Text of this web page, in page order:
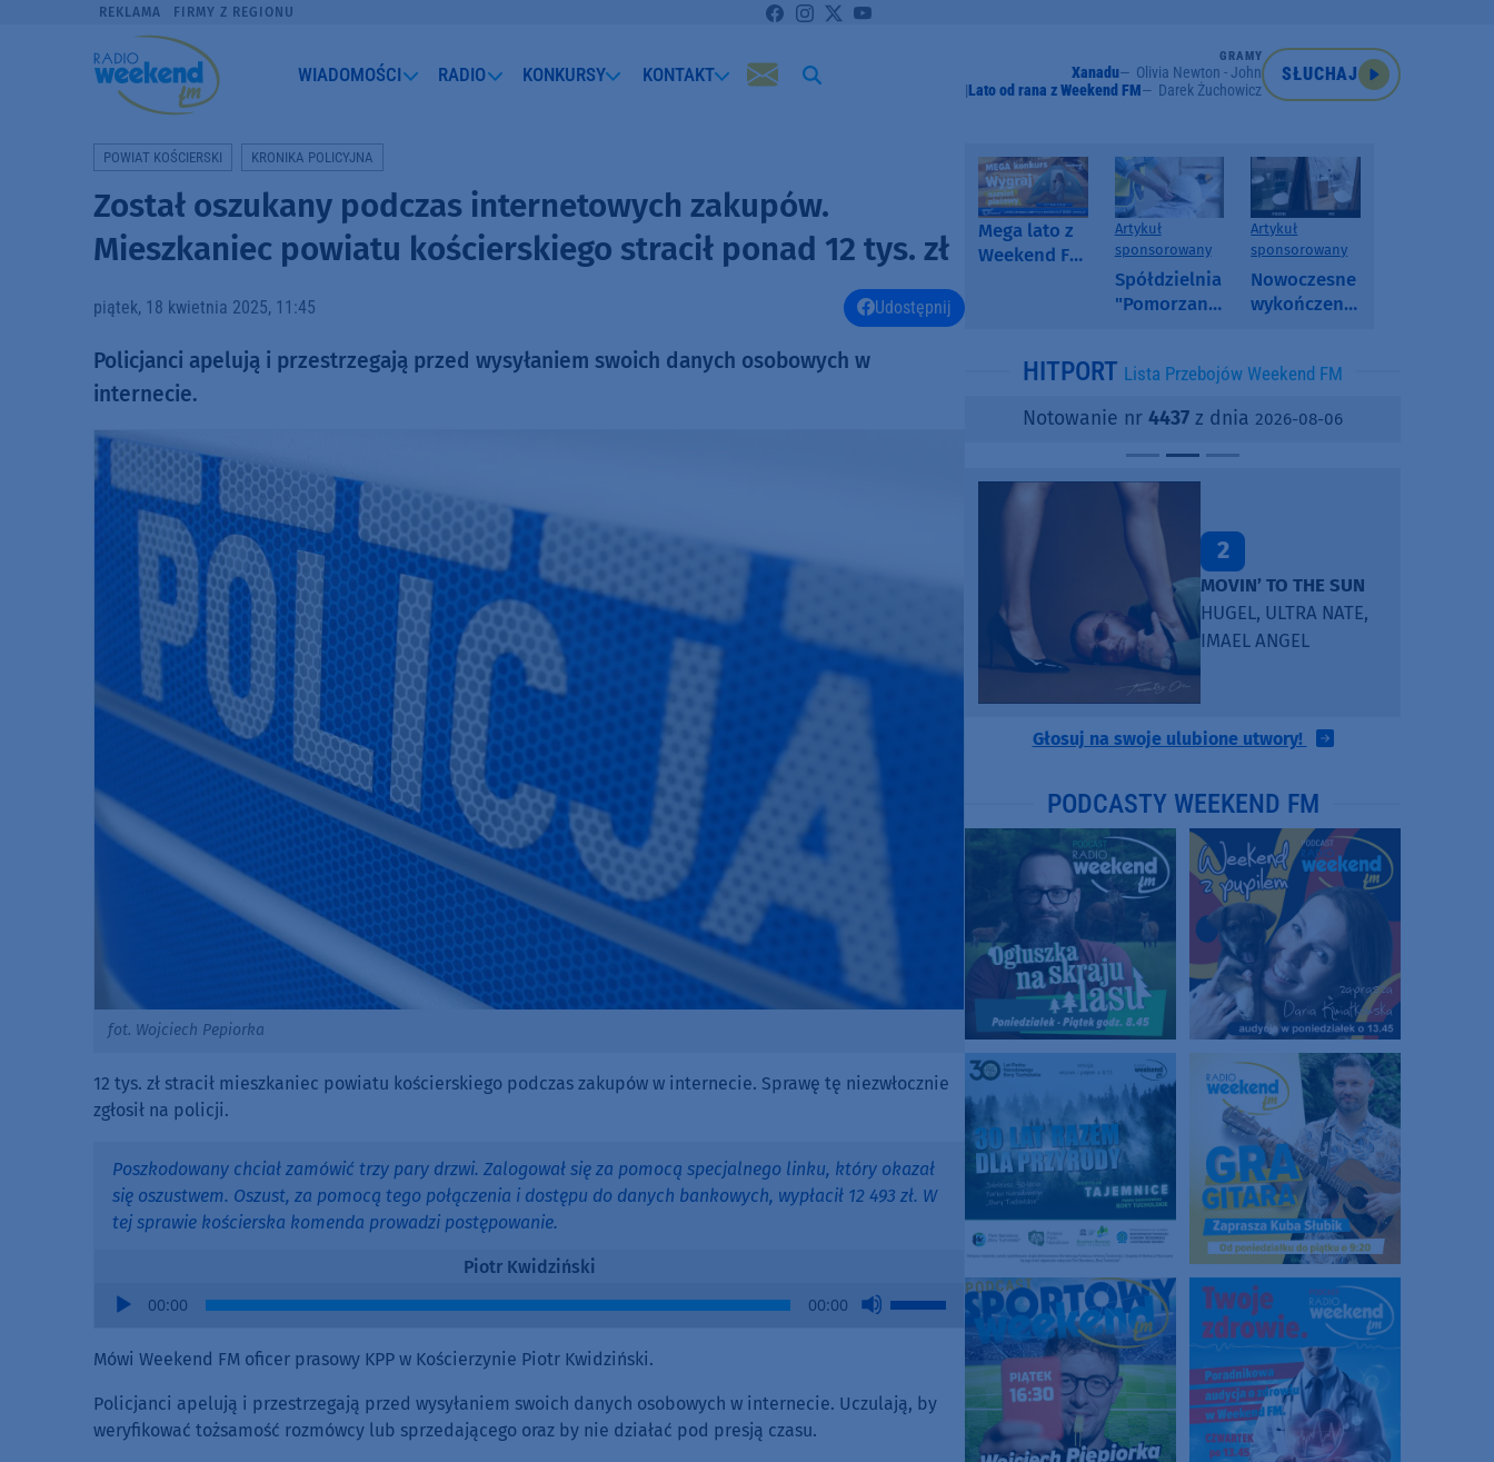
REKLAMA FIRMY Z REGIONU
WIADOMOŚCI RADIO KONKURSY KONTAKT
GRAMY
Xanadu
Olivia Newton - John
Lato od rana z Weekend FM
Darek Żuchowicz
SŁUCHAJ
POWIAT KOŚCIERSKI KRONIKA POLICYJNA
Został oszukany podczas internetowych zakupów.
Mieszkaniec powiatu kościerskiego stracił ponad 12 tys. zł
piątek, 18 kwietnia 2025, 11:45 Udostępnij
Policjanci apelują i przestrzegają przed wysyłaniem swoich danych osobowych w
internecie.
fot. Wojciech Pepiorka
12 tys. zł stracił mieszkaniec powiatu kościerskiego podczas zakupów w internecie. Sprawę tę niezwłocznie
zgłosił na policji.
Poszkodowany chciał zamówić trzy pary drzwi. Zalogował się za pomocą specjalnego linku, który okazał
się oszustwem. Oszust, za pomocą tego połączenia i dostępu do danych bankowych, wypłacił 12 493 zł. W
tej sprawie kościerska komenda prowadzi postępowanie.
Piotr Kwidziński
Audio
00:00 00:00
Use
to
Mówi Weekend FM oficer prasowy KPP w Kościerzynie Piotr Kwidziński.
Policjanci apelują i przestrzegają przed wysyłaniem swoich danych osobowych w internecie. Uczulają, by
weryfikować tożsamość rozmówcy lub sprzedającego oraz by nie działać pod presją czasu.
Mega lato z
Weekend FM
Artykuł
sponsorowany
Spółdzielnia
"Pomorzanka"
informuje o
i ofertach
najmu
Artykuł
sponsorowany
Nowoczesne
wykończenia
SPC, WPC i
kamienny
HITPORT Lista Przebojów Weekend FM
Notowanie nr 4437 z dnia 2026-08-06
2
MOVIN’ TO THE SUN
HUGEL, ULTRA NATE,
IMAEL ANGEL
Głosuj na swoje ulubione utwory!
PODCASTY WEEKEND FM